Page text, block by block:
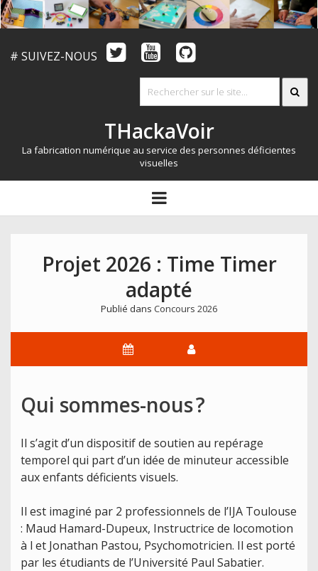
# SUIVEZ-NOUS
THackaVoir
La fabrication numérique au service des personnes déficientes
visuelles
ARTICLES
LE CONCOURS
RESSOURCES
CONTACT
open
menu
Projet 2026 : Time Timer
adapté
Publié dans Concours 2026
Qui sommes-nous ?
Il s’agit d’un dispositif de soutien au repérage
temporel qui part d’un idée de minuteur accessible
aux enfants déficients visuels.
Il est imaginé par 2 professionnels de l’IJA Toulouse
: Maud Hamard-Dupeux, Instructrice de locomotion
à l et Jonathan Pastou, Psychomotricien. Il est porté
par les étudiants de l’Université Paul Sabatier.